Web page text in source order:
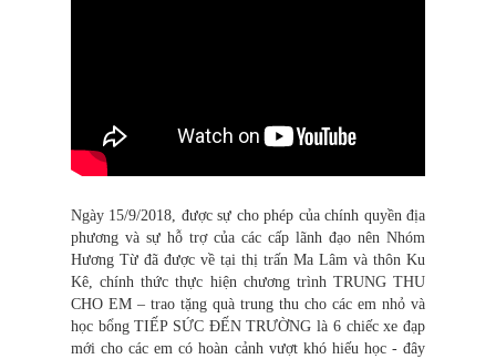
Ngày 15/9/2018, được sự cho phép của chính quyền địa
phương và sự hỗ trợ của các cấp lãnh đạo nên Nhóm
Hương Từ đã được về tại thị trấn Ma Lâm và thôn Ku
Kê, chính thức thực hiện chương trình TRUNG THU
CHO EM – trao tặng quà trung thu cho các em nhỏ và
học bổng TIẾP SỨC ĐẾN TRƯỜNG là 6 chiếc xe đạp
mới cho các em có hoàn cảnh vượt khó hiếu học - đây